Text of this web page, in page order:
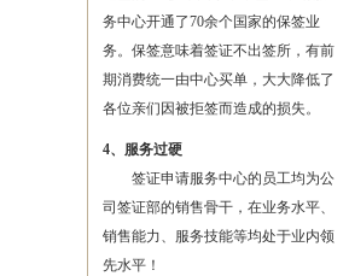
务中心开通了70余个国家的保签业
务。保签意味着签证不出签所，有前
期消费统一由中心买单，大大降低了
各位亲们因被拒签而造成的损失。
4、服务过硬
签证申请服务中心的员工均为公
司签证部的销售骨干，在业务水平、
销售能力、服务技能等均处于业内领
先水平！